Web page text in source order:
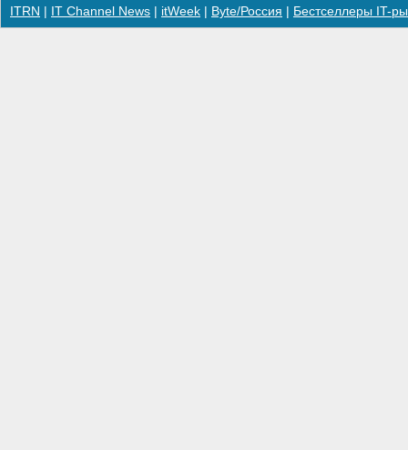
ITRN IT Channel News itWeek Byte/Россия Бестселлеры IT-